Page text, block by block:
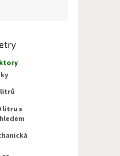
litrů
litru s